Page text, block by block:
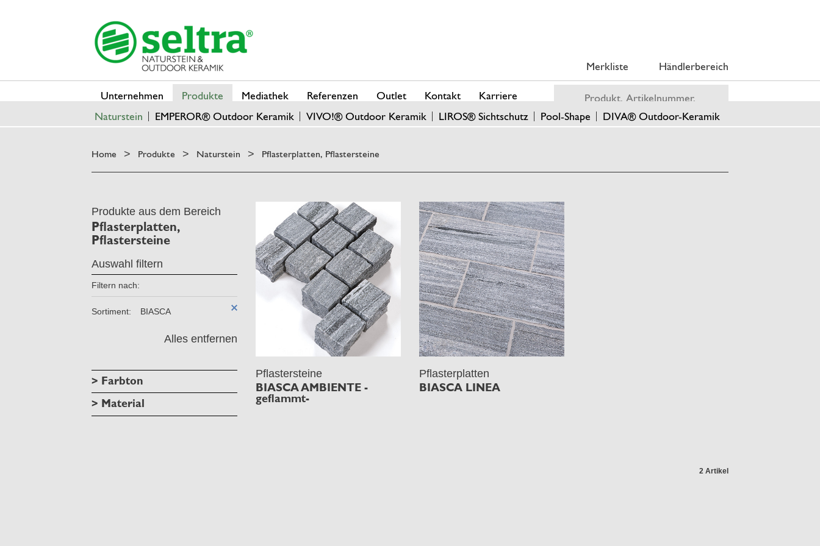
Merkliste Händlerbereich
Unternehmen
Produkte
Naturstein
EMPEROR® Outdoor Keramik VIVO!® Outdoor Keramik LIROS® Sichtschutz Pool-Shape DIVA® Outdoor-Keramik
Mediathek Referenzen Outlet Kontakt Karriere
Home > Produkte > Naturstein > Pflasterplatten, Pflastersteine
Produkte aus dem Bereich
Pflasterplatten,
Pflastersteine
Auswahl filtern
Filtern nach:
Sortiment: BIASCA
Alles entfernen
> Farbton
> Material
Pflastersteine
BIASCA AMBIENTE -
geflammt-
Pflasterplatten
BIASCA LINEA
2 Artikel